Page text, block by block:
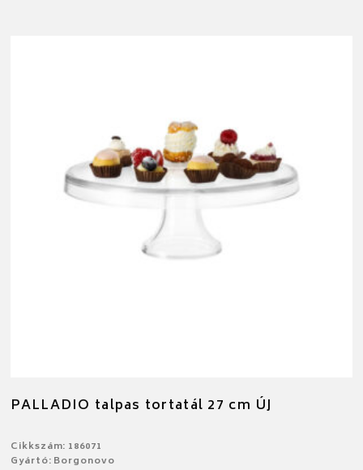
PALLADIO talpas tortatál 27 cm ÚJ
Cikkszám: 186071
Gyártó: Borgonovo